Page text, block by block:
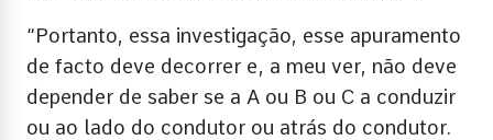
“Portanto, essa investigação, esse apuramento
de facto deve decorrer e, a meu ver, não deve
depender de saber se a A ou B ou C a conduzir
ou ao lado do condutor ou atrás do condutor.